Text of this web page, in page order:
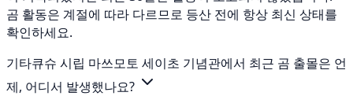
곰 활동은 계절에 따라 다르므로 등산 전에 항상 최신 상태를
확인하세요.
기타큐슈 시립 마쓰모토 세이초 기념관에서 최근 곰 출몰은 언
제, 어디서 발생했나요?